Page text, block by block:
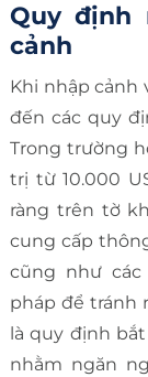
Quy định
cảnh
Khi nhập cảnh
đến các quy
Trong trường
trị từ 10.000
ràng trên tờ
cung cấp
cũng như
pháp để tránh
là quy định
nhằm ngăn